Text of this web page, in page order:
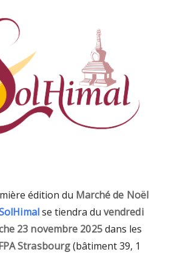
édition du Marché de Noël
se tiendra du vendredi
23 novembre 2025dans les
Strasbourg(bâtiment 39, 1